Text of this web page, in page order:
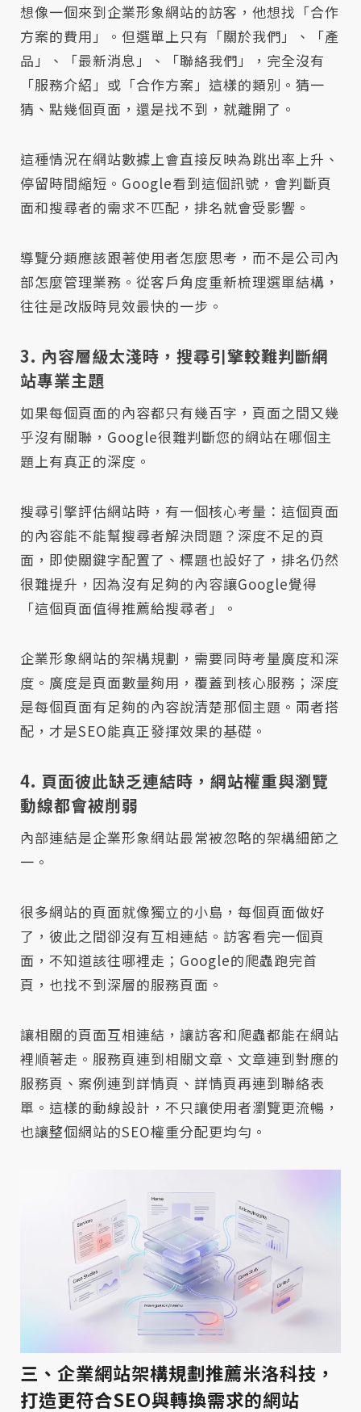
想像一個來到企業形象網站的訪客，他想找「合作
方案的費用」。但選單上只有「關於我們」、「產
品」、「最新消息」、「聯絡我們」，完全沒有
「服務介紹」或「合作方案」這樣的類別。猜一
猜、點幾個頁面，還是找不到，就離開了。
這種情況在網站數據上會直接反映為跳出率上升、
停留時間縮短。Google看到這個訊號，會判斷頁
面和搜尋者的需求不匹配，排名就會受影響。
導覽分類應該跟著使用者怎麼思考，而不是公司內
部怎麼管理業務。從客戶角度重新梳理選單結構，
往往是改版時見效最快的一步。
3. 內容層級太淺時，搜尋引擎較難判斷網
站專業主題
如果每個頁面的內容都只有幾百字，頁面之間又幾
乎沒有關聯，Google很難判斷您的網站在哪個主
題上有真正的深度。
搜尋引擎評估網站時，有一個核心考量：這個頁面
的內容能不能幫搜尋者解決問題？深度不足的頁
面，即使關鍵字配置了、標題也設好了，排名仍然
很難提升，因為沒有足夠的內容讓Google覺得
「這個頁面值得推薦給搜尋者」。
企業形象網站的架構規劃，需要同時考量廣度和深
度。廣度是頁面數量夠用，覆蓋到核心服務；深度
是每個頁面有足夠的內容說清楚那個主題。兩者搭
配，才是SEO能真正發揮效果的基礎。
4. 頁面彼此缺乏連結時，網站權重與瀏覽
動線都會被削弱
內部連結是企業形象網站最常被忽略的架構細節之
一。
很多網站的頁面就像獨立的小島，每個頁面做好
了，彼此之間卻沒有互相連結。訪客看完一個頁
面，不知道該往哪裡走；Google的爬蟲跑完首
頁，也找不到深層的服務頁面。
讓相關的頁面互相連結，讓訪客和爬蟲都能在網站
裡順著走。服務頁連到相關文章、文章連到對應的
服務頁、案例連到詳情頁、詳情頁再連到聯絡表
單。這樣的動線設計，不只讓使用者瀏覽更流暢，
也讓整個網站的SEO權重分配更均勻。
三、企業網站架構規劃推薦米洛科技，
打造更符合SEO與轉換需求的網站